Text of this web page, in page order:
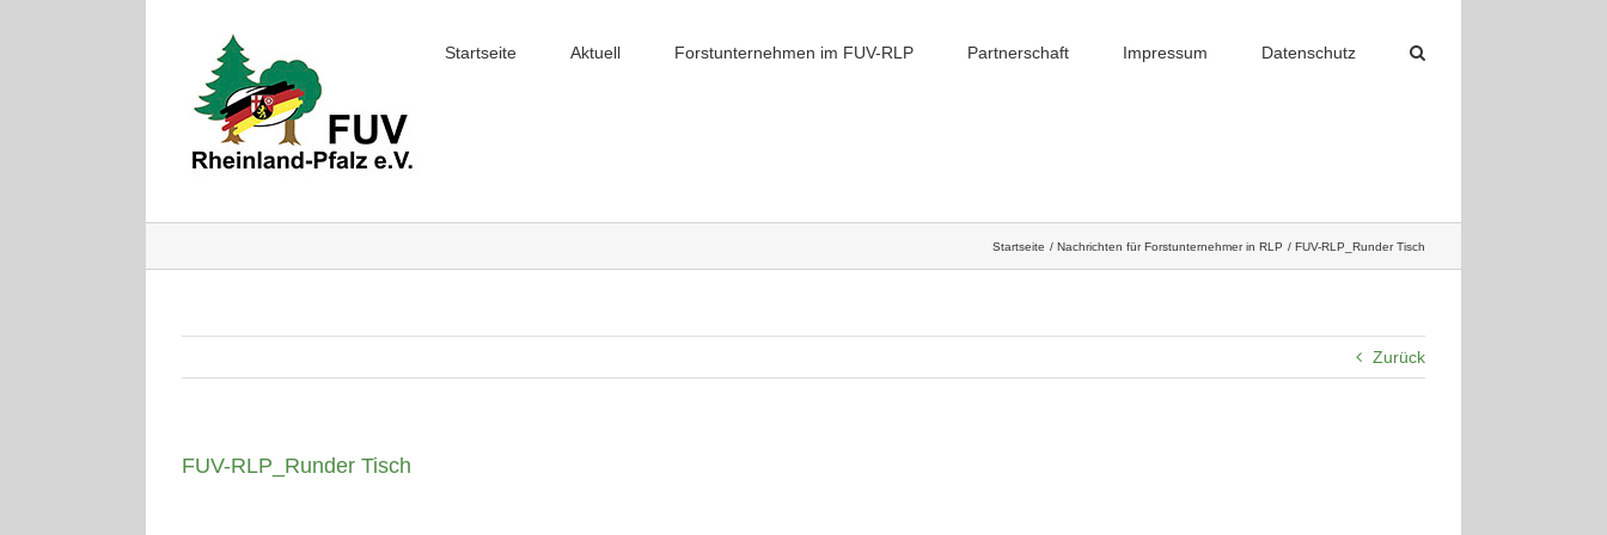
Startseite Aktuell Forstunternehmen im FUV-RLP Partnerschaft Impressum Datenschutz
Startseite Nachrichten für Forstunternehmer in RLP FUV-RLP_Runder Tisch
Zurück
FUV-RLP_Runder Tisch